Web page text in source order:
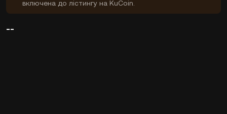
включена до лістингу на KuCoin.
--